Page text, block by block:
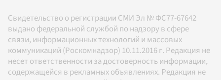
Свидетельство о регистрации СМИ Эл № ФС77-67642
выдано федеральной службой по надзору в сфере
связи, информационных технологий и массовых
коммуникаций (Роскомнадзор) 10.11.2016 г. Редакция не
несет ответственности за достоверность информации,
содержащейся в рекламных объявлениях. Редакция не